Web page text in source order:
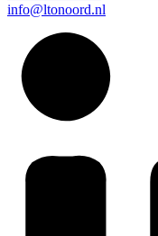
info@ltonoord.nl